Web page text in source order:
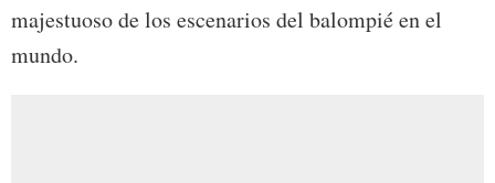
majestuoso de los escenarios del balompié en el
mundo.